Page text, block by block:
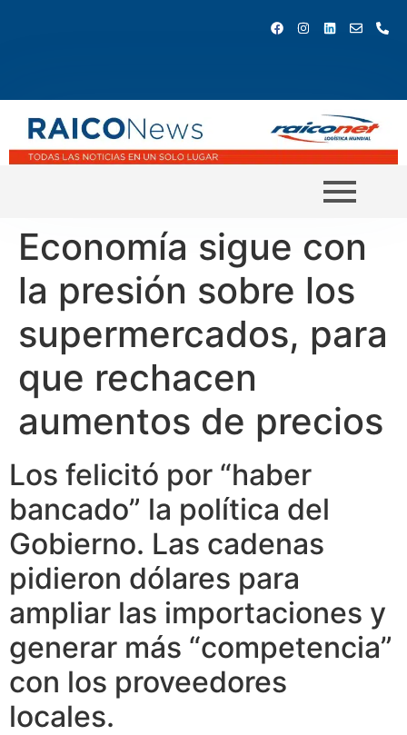
Economía sigue con
la presión sobre los
supermercados, para
que rechacen
aumentos de precios
Los felicitó por “haber
bancado” la política del
Gobierno. Las cadenas
pidieron dólares para
ampliar las importaciones y
generar más “competencia”
con los proveedores
locales.